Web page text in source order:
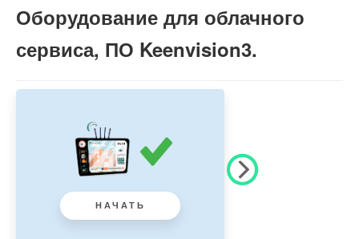
Оборудование для облачного
сервиса, ПО Keenvision3.
НАЧАТЬ